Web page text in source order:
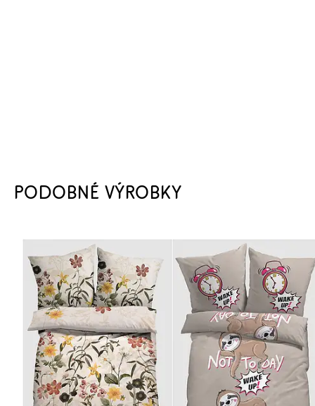
PODOBNÉ VÝROBKY